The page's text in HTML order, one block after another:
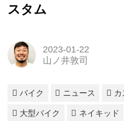
スタム
2023-01-22
山ノ井敦司
バイク ニュース カ
大型バイク ネイキッド